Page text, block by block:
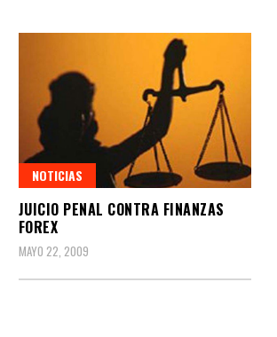
NOTICIAS
JUICIO PENAL CONTRA FINANZAS
FOREX
MAYO 22, 2009